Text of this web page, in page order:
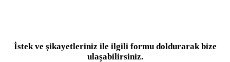
İstek ve şikayetleriniz ile ilgili formu doldurarak bize
ulaşabilirsiniz.